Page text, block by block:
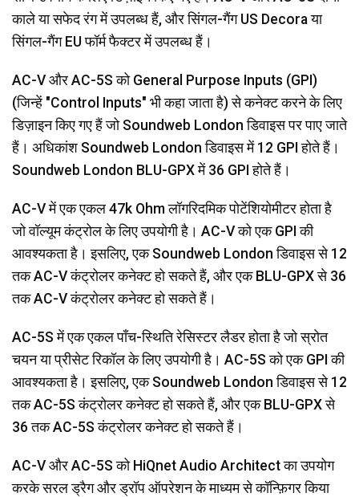
काले या सफेद रंग में उपलब्ध हैं, और सिंगल-गैंग US Decora या
सिंगल-गैंग EU फॉर्म फैक्टर में उपलब्ध हैं।
AC-V और AC-5S को General Purpose Inputs (GPI)
(जिन्हें "Control Inputs" भी कहा जाता है) से कनेक्ट करने के लिए
डिज़ाइन किए गए हैं जो Soundweb London डिवाइस पर पाए जाते
हैं। अधिकांश Soundweb London डिवाइस में 12 GPI होते हैं।
Soundweb London BLU-GPX में 36 GPI होते हैं।
AC-V में एक एकल 47k Ohm लॉगरिदमिक पोटेंशियोमीटर होता है
जो वॉल्यूम कंट्रोल के लिए उपयोगी है। AC-V को एक GPI की
आवश्यकता है। इसलिए, एक Soundweb London डिवाइस से 12
तक AC-V कंट्रोलर कनेक्ट हो सकते हैं, और एक BLU-GPX से 36
तक AC-V कंट्रोलर कनेक्ट हो सकते हैं।
AC-5S में एक एकल पाँच-स्थिति रेसिस्टर लैडर होता है जो स्रोत
चयन या प्रीसेट रिकॉल के लिए उपयोगी है। AC-5S को एक GPI की
आवश्यकता है। इसलिए, एक Soundweb London डिवाइस से 12
तक AC-5S कंट्रोलर कनेक्ट हो सकते हैं, और एक BLU-GPX से
36 तक AC-5S कंट्रोलर कनेक्ट हो सकते हैं।
AC-V और AC-5S को HiQnet Audio Architect का उपयोग
करके सरल ड्रैग और ड्रॉप ऑपरेशन के माध्यम से कॉन्फ़िगर किया